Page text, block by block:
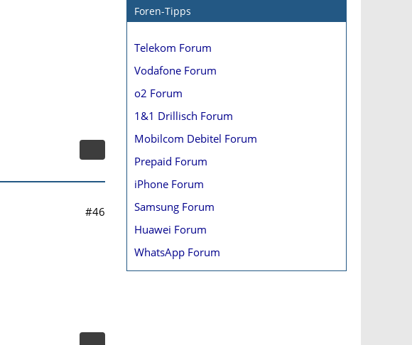
#46
Foren-Tipps
Telekom Forum
Vodafone Forum
o2 Forum
1&1 Drillisch Forum
Mobilcom Debitel Forum
Prepaid Forum
iPhone Forum
Samsung Forum
Huawei Forum
WhatsApp Forum